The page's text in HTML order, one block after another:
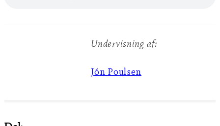
Undervisning af:
Jón Poulsen